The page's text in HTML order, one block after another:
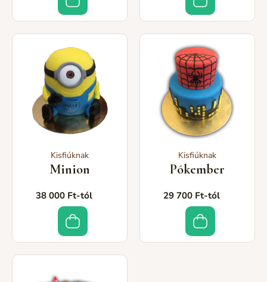
Kisfiúknak
Minion
38 000 Ft-tól
Kisfiúknak
Pókember
29 700 Ft-tól